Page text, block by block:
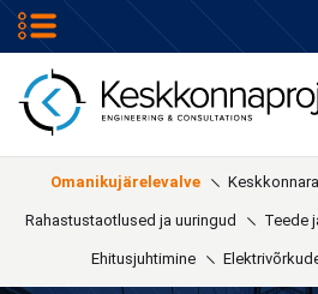
Omanikujärelevalve
Rahastustaotlused ja uuringud Teede
Ehitusjuhtimine